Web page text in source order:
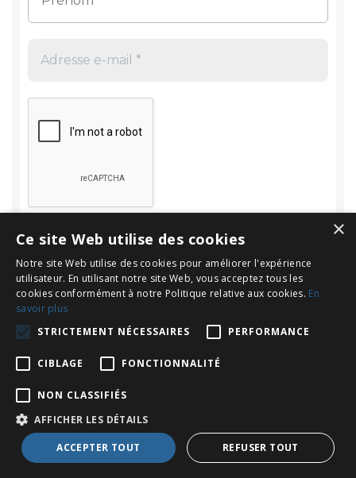
Rechercher
Rechercher :
Copyright © 2026Le Blog d'INOV Expat : Français en Espagne. All
Rights Reserved.
×
Ce site Web utilise des cookies
Notre site Web utilise des cookies pour améliorer l'expérience
utilisateur. En utilisant notre site Web, vous acceptez tous les
cookies conformément à notre Politique relative aux cookies. En
savoir plus
STRICTEMENT NÉCESSAIRES
PERFORMANCE
CIBLAGE FONCTIONNALITÉ
NON CLASSIFIÉS
AFFICHER LES DÉTAILS
ACCEPTER TOUT REFUSER TOUT